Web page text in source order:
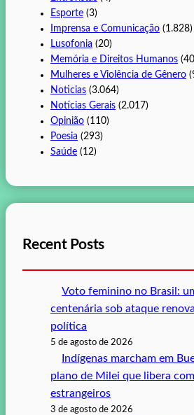
Esporte (3)
Imprensa e Comunicação (1.828)
Lusofonia (20)
Memória e Direitos Humanos
Mulheres e Violência de Gênero
Noticias (3.064)
Notícias Gerais (2.017)
Opinião (110)
Poesia (293)
Saúde (12)
Recent Posts
Voto feminino no Brasil:
centenária sob ataque
política
5 de agosto de 2026
Indígenas marcham em
plano de Milei que libera
estrangeiros
3 de agosto de 2026